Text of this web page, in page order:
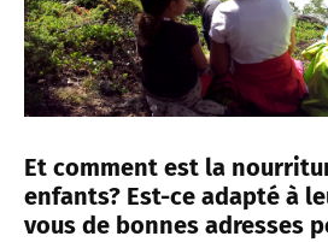
Et comment est la
enfants? Est-ce adapté à
vous de bonnes adresses